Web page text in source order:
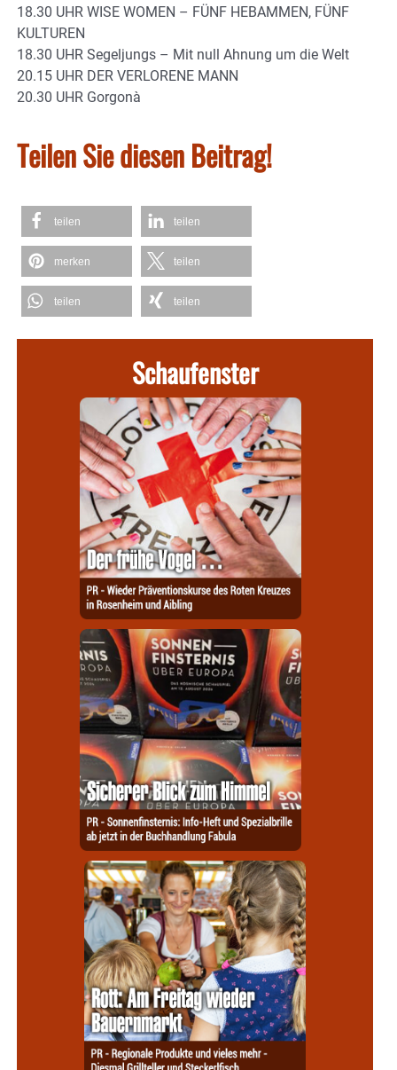
18.30 UHR WISE WOMEN – FÜNF HEBAMMEN, FÜNF
KULTUREN
18.30 UHR Segeljungs – Mit null Ahnung um die Welt
20.15 UHR DER VERLORENE MANN
20.30 UHR Gorgonà
Teilen Sie diesen Beitrag!
teilen teilen
merken teilen
teilen teilen
Schaufenster